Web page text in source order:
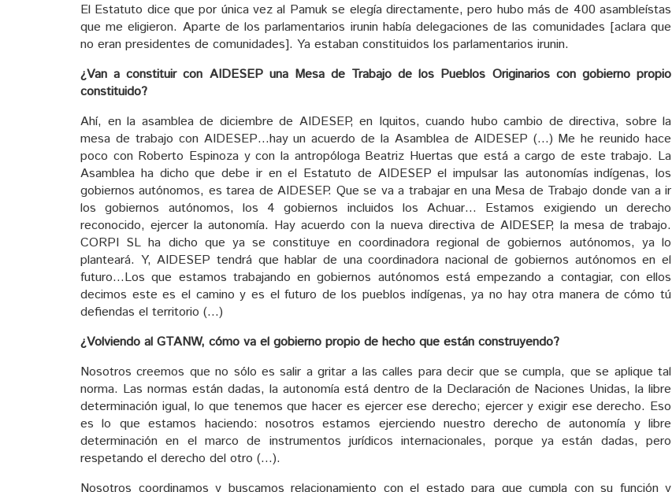
El Estatuto dice que por única vez al Pamuk se elegía directamente, pero hubo más de 400 asambleístas
que me eligieron. Aparte de los parlamentarios irunin había delegaciones de las comunidades [aclara que
no eran presidentes de comunidades]. Ya estaban constituidos los parlamentarios irunin.
¿Van a constituir con AIDESEP una Mesa de Trabajo de los Pueblos Originarios con gobierno propio
constituido?
Ahí, en la asamblea de diciembre de AIDESEP, en Iquitos, cuando hubo cambio de directiva, sobre la
mesa de trabajo con AIDESEP…hay un acuerdo de la Asamblea de AIDESEP (…) Me he reunido hace
poco con Roberto Espinoza y con la antropóloga Beatriz Huertas que está a cargo de este trabajo. La
Asamblea ha dicho que debe ir en el Estatuto de AIDESEP el impulsar las autonomías indígenas, los
gobiernos autónomos, es tarea de AIDESEP. Que se va a trabajar en una Mesa de Trabajo donde van a ir
los gobiernos autónomos, los 4 gobiernos incluidos los Achuar… Estamos exigiendo un derecho
reconocido, ejercer la autonomía. Hay acuerdo con la nueva directiva de AIDESEP, la mesa de trabajo.
CORPI SL ha dicho que ya se constituye en coordinadora regional de gobiernos autónomos, ya lo
planteará. Y, AIDESEP tendrá que hablar de una coordinadora nacional de gobiernos autónomos en el
futuro…Los que estamos trabajando en gobiernos autónomos está empezando a contagiar, con ellos
decimos este es el camino y es el futuro de los pueblos indígenas, ya no hay otra manera de cómo tú
defiendas el territorio (…)
¿Volviendo al GTANW, cómo va el gobierno propio de hecho que están construyendo?
Nosotros creemos que no sólo es salir a gritar a las calles para decir que se cumpla, que se aplique tal
norma. Las normas están dadas, la autonomía está dentro de la Declaración de Naciones Unidas, la libre
determinación igual, lo que tenemos que hacer es ejercer ese derecho; ejercer y exigir ese derecho. Eso
es lo que estamos haciendo: nosotros estamos ejerciendo nuestro derecho de autonomía y libre
determinación en el marco de instrumentos jurídicos internacionales, porque ya están dadas, pero
respetando el derecho del otro (…).